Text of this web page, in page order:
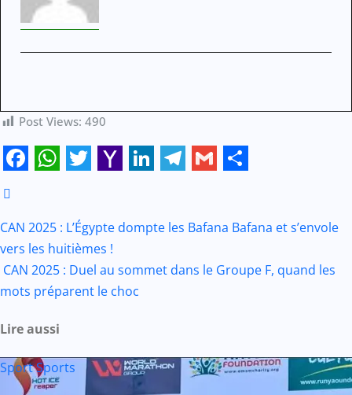
Post Views: 490
Facebook
Navigation
de
l’article
CAN 2025 : L’Égypte dompte les Bafana Bafana et s’envole
vers les huitièmes !
CAN 2025 : Duel au sommet dans le Groupe F, quand les
mots préparent le choc
Lire aussi
SportSports